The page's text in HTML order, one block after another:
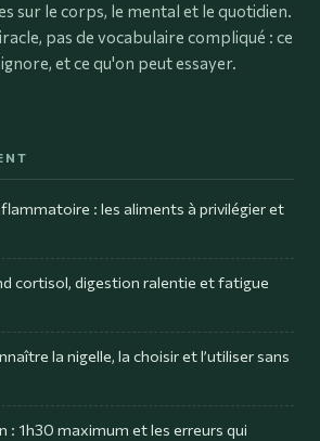
sur le corps, le mental et le quotidien.
pas de vocabulaire compliqué : ce
et ce qu'on peut essayer.
: les aliments à privilégier et
cortisol, digestion ralentie et fatigue
la nigelle, la choisir et l’utiliser sans
: 1h30 maximum et les erreurs qui